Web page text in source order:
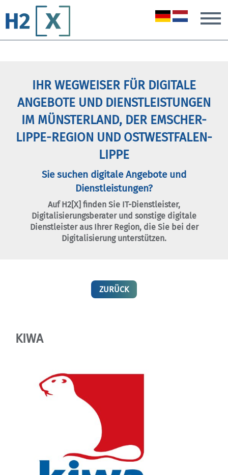
IHR WEGWEISER FÜR DIGITALE
ANGEBOTE UND DIENSTLEISTUNGEN
IM MÜNSTERLAND, DER EMSCHER-
LIPPE-REGION UND OSTWESTFALEN-
LIPPE
Sie suchen digitale Angebote und
Dienstleistungen?
Auf H2[X] finden Sie IT-Dienstleister,
Digitalisierungsberater und sonstige digitale
Dienstleister aus Ihrer Region, die Sie bei der
Digitalisierung unterstützen.
ZURÜCK
KIWA